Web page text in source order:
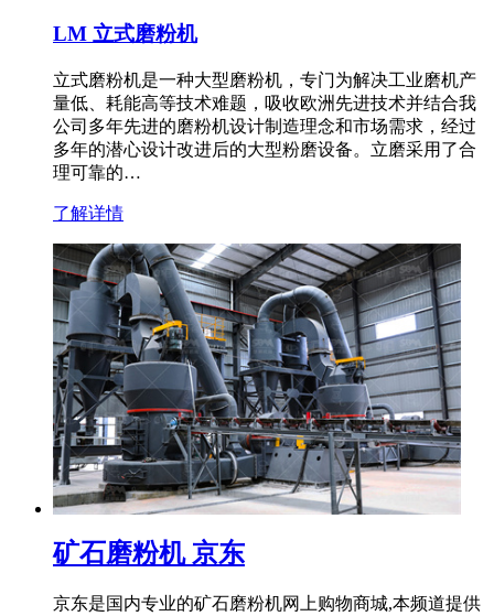
LM 立式磨粉机
立式磨粉机是一种大型磨粉机，专门为解决工业磨机产
量低、耗能高等技术难题，吸收欧洲先进技术并结合我
公司多年先进的磨粉机设计制造理念和市场需求，经过
多年的潜心设计改进后的大型粉磨设备。立磨采用了合
理可靠的…
了解详情
矿石磨粉机 京东
京东是国内专业的矿石磨粉机网上购物商城,本频道提供